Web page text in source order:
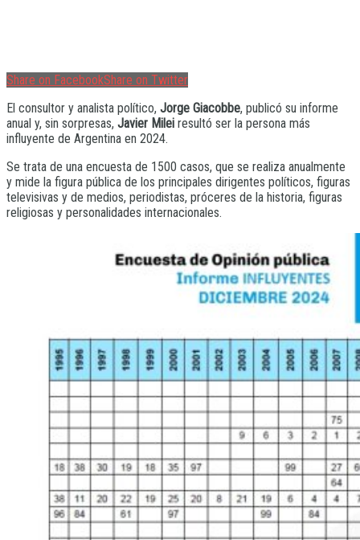
Share on FacebookShare on Twitter
El consultor y analista político, Jorge Giacobbe, publicó su informe
anual y, sin sorpresas, Javier Milei resultó ser la persona más
influyente de Argentina en 2024.
Se trata de una encuesta de 1500 casos, que se realiza anualmente
y mide la figura pública de los principales dirigentes políticos, figuras
televisivas y de medios, periodistas, próceres de la historia, figuras
religiosas y personalidades internacionales.